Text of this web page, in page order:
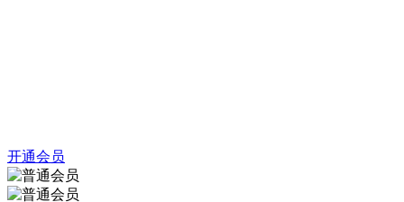
开通会员